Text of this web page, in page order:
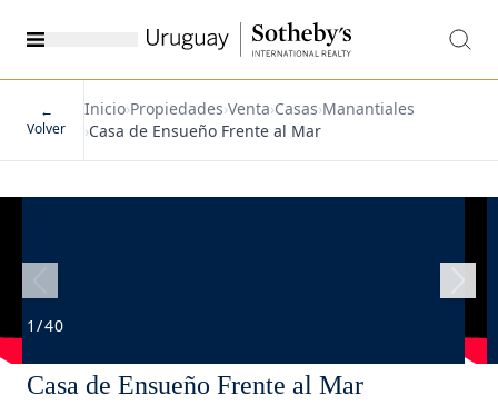
←
Volver
Inicio›Propiedades›Venta›Casas›Manantiales
›Casa de Ensueño Frente al Mar
1/40
Casa de Ensueño Frente al Mar